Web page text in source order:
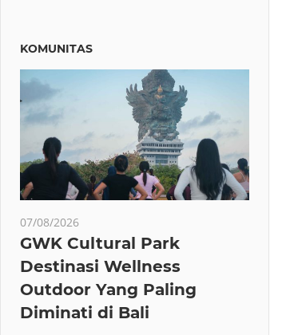
KOMUNITAS
07/08/2026
GWK Cultural Park
Destinasi Wellness
Outdoor Yang Paling
Diminati di Bali